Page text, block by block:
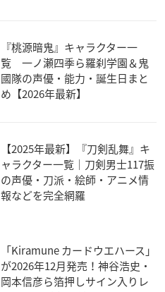
『桃源暗鬼』キャラクター一
覧 一ノ瀬四季ら羅刹学園＆鬼
國隊の声優・能力・誕生日まと
め【2026年最新】
【2025年最新】『刀剣乱舞』キ
ャラクター一覧｜刀剣男士117振
の声優・刀派・絵師・アニメ情
報などを完全網羅
「Kiramune カードウエハース」
が2026年12月発売！神谷浩史・
岡本信彦ら箔押しサイン入りレ